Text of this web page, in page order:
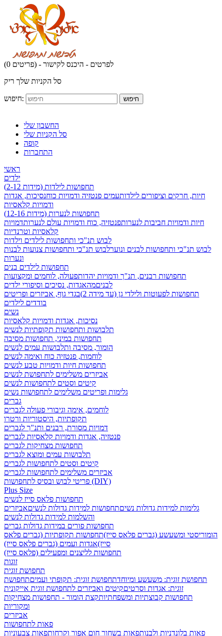
(0 פריטים) - לפרטים - היכנס לקישור
סל הקניות שלך ריק
חיפוש: חיפוש
החשבון שלי
סל הקניות שלי
קופה
התחברות
ראשי
ילדים
תחפושות לילדות (מידות 2-12)
חיות, חרקים וציפורים לילדותעמים פנטזיה ודמויות כוחנסיכות, אגדות
ודמויות קלאסיות
תחפושות לנערות (מידות 12-16)
חיות ודמויות חביבות לנערותפנטזיה, כוח ודמויות עולם לנערותדמויות
קלאסיות וטרנדיות
לבוש תנ"כי ותחפושות לילדים וילדות
לבוש תנ"כי ותחפושות לבנים ונוערלבוש תנ"כי ותחפושות צנועות לבנות
ונערות
תחפושות לילדים בנים
תחפושות רבנים, תנ"ך ודמויות יהדותפעולה, לוחמים ומקצועות
לבניםמהאגדות, נסיכים וסיפורי ילדים
תחפושות לפעוטות ולילדי גן (עד מידה 2)
בגדי גוף, אביזרים ופריטים
בודדים לילדים
נשים
נסיכות, אגדות ודמויות קלאסיות
תלבושות ותחפושות תקופתיות לנשים
תחפושות במיני, תחפושות מסיבה
הומור, מסיבה ותלבושות עמים לנשים
לוחמות, פנטזיה כוח ואימה לנשים
תחפושות חיות ודמויות טבע לנשים
אביזרים משלימים לתחפושת לנשים
קיטים וסטים לתחפושות לנשים
גלימות ופריטים משלימים לתחפושות נשים
גברים
לוחמים, אימה וגיבורי פעולה לגברים
תקופתיות, היסטוריות ורטרו
דמויות מסורת, רבנים ותנ"ך לגברים
פנטזיה, אגדות ודמויות קלאסיות לגברים
תחפושות מצחיקות לגברים
תלבושות עמים ומוצא לגברים
קיטים וסטים לתחפושות לגברים
אביזרים משלימים לתחפושות לגברים
פריטי לבוש ובסיס לתחפושות (DIY)
Plus Size
תחפושות פלאס סייז לנשים
גלימות למידות גדולות נשיםתחפושות למידות גדולות לנשיםאביזרים
והשלמות למידות גדולות לנשים
תחפושות פורים במידות גדולות גברים
הומוריסטי ומשעשע (גברים פלאס סייז)תחפושות תקופתיות (גברים פלאס
סייז)אגדות ועמים (גברים פלאס סייז)
תחפושות לליצנים ומפעילים (פלאס סייז)
זוגות
תחפושת זוגית
תחפושת זוגית: משעשע ומיוחדתחפושת זוגית: תקופתי ועמיםתחפושת
זוגית: אגדות וסרטיםקיטים ואביזרים לתחפושת זוגית אייקונית
תחפושות קבוצתיות ומשפחתיותקצת הומור - תחפושות מצחיקות
ומקוריות
אביזרים
פאות לתחפושות
פאות בלונדניות ולבנותפאות בשחור חום אפור וקרחותפאות צבעוניות